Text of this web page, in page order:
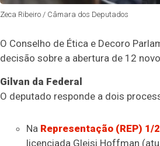
Zeca Ribeiro / Câmara dos Deputados
O Conselho de Ética e Decoro
decisão sobre a abertura de 12
Gilvan da Federal
O deputado responde a dois
Na Representação (REP) 1/
licenciada Gleisi Hoffman